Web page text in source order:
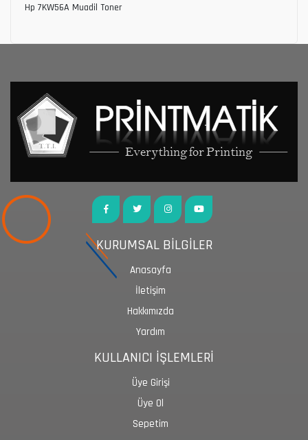
Hp 7KW56A Muadil Toner
KURUMSAL BİLGİLER
Anasayfa
İletişim
Hakkımızda
Yardım
KULLANICI İŞLEMLERİ
Üye Girişi
Üye Ol
Sepetim